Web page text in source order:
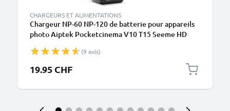
CHARGEURS ET ALIMENTATIONS
Chargeur NP-60 NP-120 de batterie pour appareils
photo Aiptek Pocketcinema V10 T15 Seeme HD
Z100 LE / Pro de CELLONIC
(9 avis)
19.95 CHF